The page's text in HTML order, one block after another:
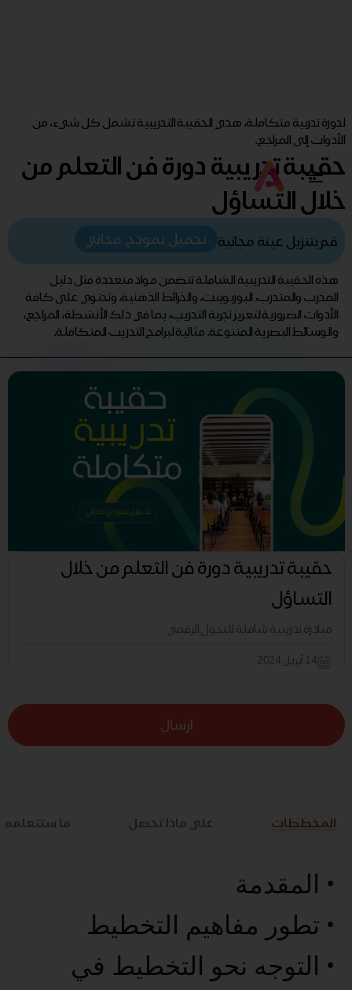
لدورة تدربية متكاملة، هذي الحقيبة التدريبية تشمل كل شيء، من
الأدوات إلى المراجع.
حقيبة تدريبية دورة فن التعلم من
خلال التساؤل
قم بتنزيل عينة مجانية تحميل نموذج مجاني
هذه الحقيبة التدريبية الشاملة تتضمن مواد متعددة مثل دليل
المدرب والمتدرب، البوربوينت، والخرائط الذهنية، وتحتوي على كافة
الأدوات الضرورية لتعزيز تجربة التدريب، بما في ذلك الأنشطة، المراجع،
والوسائط البصرية المتنوعة. مثالية لبرامج التدريب المتكاملة.
حقيبة تدريبية دورة فن التعلم من خلال
التساؤل
مبادرة تدريبية شاملة للتحول الرقمي
14 أبريل 2024
ارسال
المخططات علي ماذا تحصل ما ستتعلمه
• المقدمة
• تطور مفاهيم التخطيط
• التوجه نحو التخطيط في